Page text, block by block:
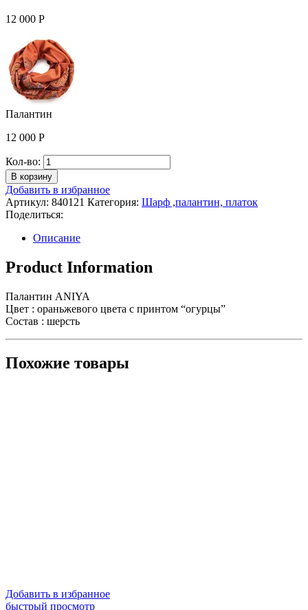
12 000 Р
Палантин
12 000 Р
Кол-во: Количество
Палантин
В корзину
Добавить в избранное
Артикул: 840121 Категория: Шарф ,палантин, платок
Поделиться:
Описание
Product Information
Палантин ANIYA
Цвет : ораньжевого цвета с принтом “огурцы”
Состав : шерсть
Похожие товары
Добавить в избранное
быстрый просмотр